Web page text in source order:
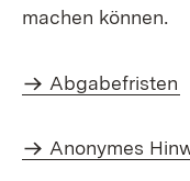
machen können.
Abgabefristen
Anonymes